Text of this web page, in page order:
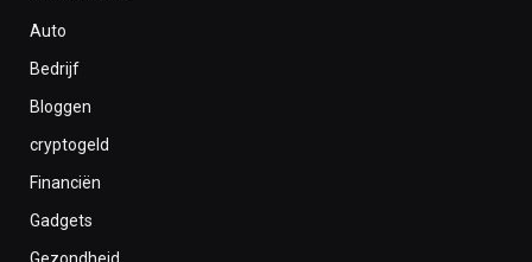
Auto
Bedrijf
Bloggen
cryptogeld
Financiën
Gadgets
Gezondheid